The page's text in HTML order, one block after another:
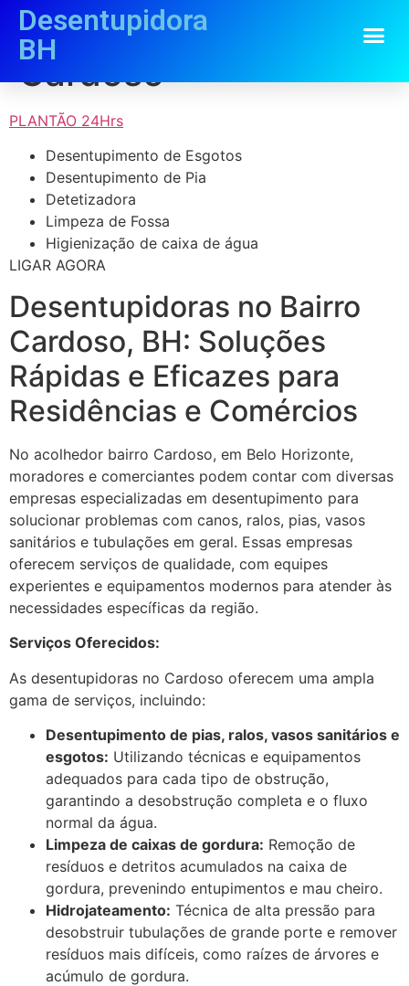
Desentupidora
BH
Desentupidora
Cardoso
PLANTÃO 24Hrs
Desentupimento de Esgotos
Desentupimento de Pia
Detetizadora
Limpeza de Fossa
Higienização de caixa de água
LIGAR AGORA
Desentupidoras no Bairro
Cardoso, BH: Soluções
Rápidas e Eficazes para
Residências e Comércios
No acolhedor bairro Cardoso, em Belo Horizonte,
moradores e comerciantes podem contar com diversas
empresas especializadas em desentupimento para
solucionar problemas com canos, ralos, pias, vasos
sanitários e tubulações em geral. Essas empresas
oferecem serviços de qualidade, com equipes
experientes e equipamentos modernos para atender às
necessidades específicas da região.
Serviços Oferecidos:
As desentupidoras no Cardoso oferecem uma ampla
gama de serviços, incluindo:
Desentupimento de pias, ralos, vasos sanitários e
esgotos: Utilizando técnicas e equipamentos
adequados para cada tipo de obstrução,
garantindo a desobstrução completa e o fluxo
normal da água.
Limpeza de caixas de gordura: Remoção de
resíduos e detritos acumulados na caixa de
gordura, prevenindo entupimentos e mau cheiro.
Hidrojateamento: Técnica de alta pressão para
desobstruir tubulações de grande porte e remover
resíduos mais difíceis, como raízes de árvores e
acúmulo de gordura.